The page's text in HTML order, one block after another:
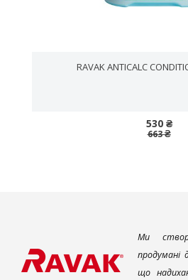
RAVAK ANTICALC
530 ₴
663 ₴
Ми
продумані
що